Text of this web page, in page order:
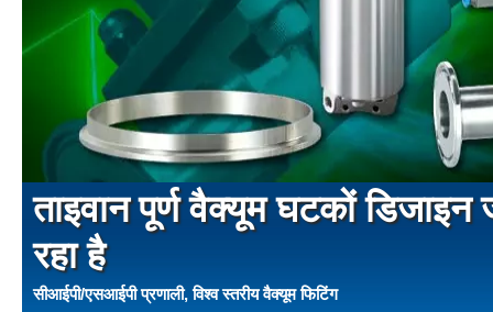
ताइवान पूर्ण वैक्यूम घटकों डिजाइन
रहा है
सीआईपी/एसआईपी प्रणाली, विश्व स्तरीय वैक्यूम फिटिंग